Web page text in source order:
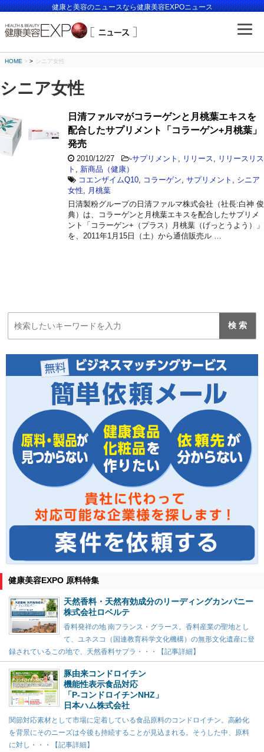
健康と美容のニュースなら健康美容EXPOニュース
HOME > シニア女性
シニア女性
日清ファルマがコラーゲンと月桃葉エキスを
配合したサプリメント「コラーゲン+月桃葉」
発売
2010/12/27 -サプリメント リリース
リリースリス
ト
新商品（健康）
コエンザイムQ10
コラーゲン サプリメント
シニア
女性
月桃葉
日清製粉グループの日清ファルマ株式会社（社長:白神 俊
典）は、コラーゲンと月桃葉エキスを配合したサプリメ
ント「コラーゲン+（プラス）月桃葉（げっとうよう）」
を、2011年1月15日（土）から通信販売ル …
健康美容EXPO 原料特集
天然香料・天然有効成分のリーディングカンパニー
株式会社ロベルテ
香料発祥の地 南フランス・グラース。香料産業の聖地とし
て、ユネスコ（国連教育科学文化機構）の無形文化遺産に登
録されているこの地で、天然香料サプラ・・・【記事詳細】
豚由来コンドロイチン
機能性表示食品対応
「P-コンドロイチンNHZ」
日本ハム株式会社
関節対応素材として市場に定着している食品原料のコンドロイチン。高齢化
を背景にそのニーズは今後も持続することが見込まれる。そうした中、原料
に対し・・・【記事詳細】